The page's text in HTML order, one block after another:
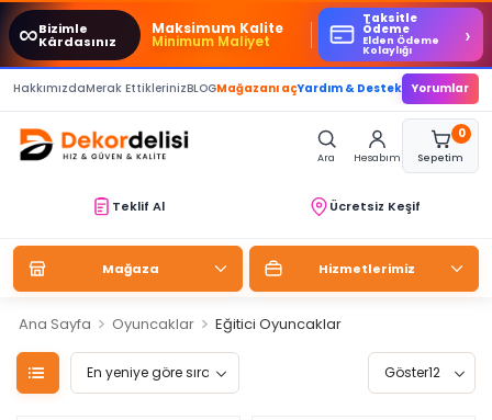
∞Bizimle
Kârdasınız
Maksimum Kalite
Minimum Maliyet
Taksitle
Ödeme
Elden Ödeme
Kolaylığı
›
HakkımızdaMerak EttiklerinizBLOGMağazanı açYardım & Destek Yorumlar
Ara Hesabım
0
Sepetim
Teklif Al Ücretsiz Keşif
Mağaza Hizmetlerimiz
Ana Sayfa > Oyuncaklar > Eğitici Oyuncaklar